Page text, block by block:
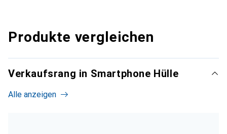
Produkte vergleichen
Verkaufsrang in Smartphone Hülle
Alle anzeigen